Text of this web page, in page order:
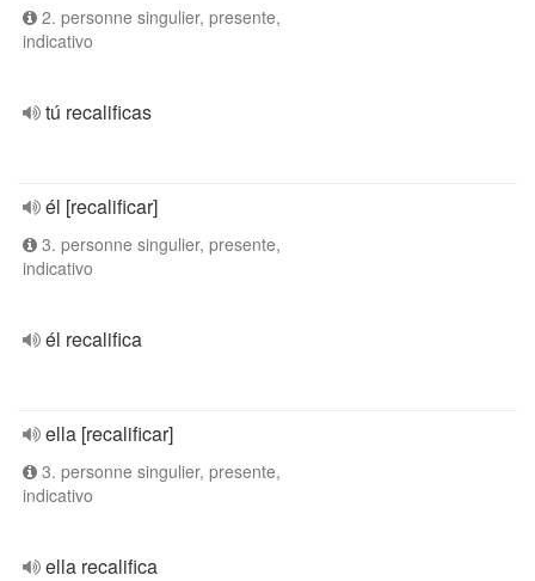
2. personne singulier, presente,
indicativo
tú recalificas
él [recalificar]
3. personne singulier, presente,
indicativo
él recalifica
ella [recalificar]
3. personne singulier, presente,
indicativo
ella recalifica